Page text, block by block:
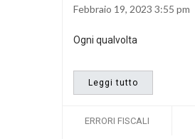
Febbraio 19, 2023 3:55 pm
Ogni qualvolta
Leggi tutto
ERRORI FISCALI